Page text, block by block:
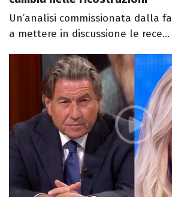
Un’analisi commissionata dalla
a mettere in discussione le rece...